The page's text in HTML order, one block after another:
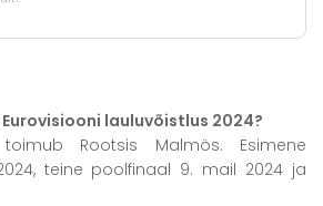
lauluvõistlus 2024?
Rootsis Malmös. Esimene
teine poolfinaal 9. mail 2024 ja